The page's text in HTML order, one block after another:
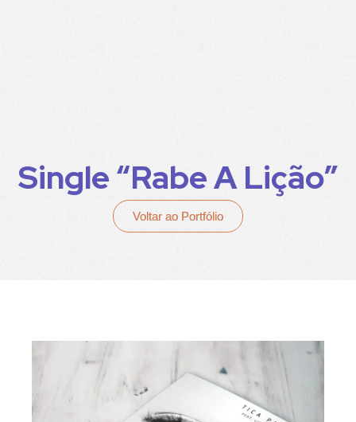
Single “Rabe A Lição”
Voltar ao Portfólio